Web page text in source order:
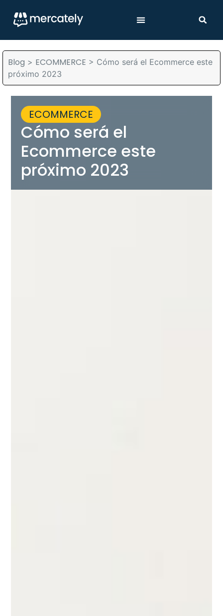
Blog > ECOMMERCE > Cómo será el Ecommerce este
próximo 2023
ECOMMERCE
Cómo será el
Ecommerce este
próximo 2023